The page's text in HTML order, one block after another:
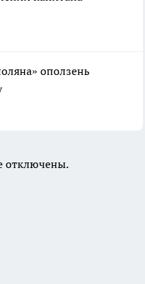
оползень
отключены.